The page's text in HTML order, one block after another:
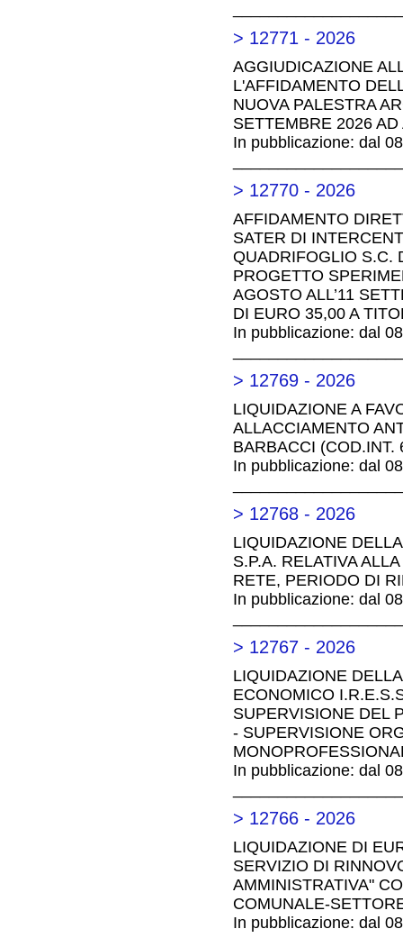
> 12771 - 2026
AGGIUDICAZIONE
L'AFFIDAMENTO
NUOVA PALESTRA
SETTEMBRE 2026
In pubblicazione: dal
> 12770 - 2026
AFFIDAMENTO
SATER DI
QUADRIFOGLIO S.C.
PROGETTO
AGOSTO ALL’11
DI EURO 35,00 A
In pubblicazione: dal
> 12769 - 2026
LIQUIDAZIONE A
ALLACCIAMENTO
BARBACCI (COD.INT.
In pubblicazione: dal
> 12768 - 2026
LIQUIDAZIONE
S.P.A. RELATIVA
RETE, PERIODO DI
In pubblicazione: dal
> 12767 - 2026
LIQUIDAZIONE
ECONOMICO
SUPERVISIONE DEL
- SUPERVISIONE
In pubblicazione: dal
> 12766 - 2026
LIQUIDAZIONE DI
SERVIZIO DI
AMMINISTRATIVA"
COMUNALE-
In pubblicazione: dal